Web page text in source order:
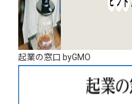
起業の窓口 byGMO